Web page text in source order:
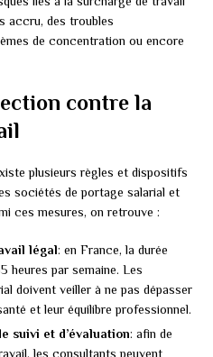
accru, des troubles
de concentration ou encore
contre la
plusieurs règles et dispositifs
sociétés de portage salarial et
ces mesures, on retrouve :
légal: en France, la durée
heures par semaine. Les
doivent veiller à ne pas dépasser
et leur équilibre professionnel.
suivi et d’évaluation: afin de
les consultants peuvent